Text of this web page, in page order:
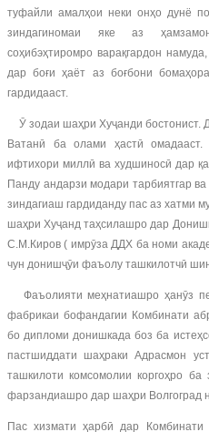
туфайли амалҳои неки онҳо дунё
зиндагиномаи яке аз
соҳибэҳтиромро варақгардон
дар боғи ҳаёт аз боғбони
гардидааст.
Ӯ зодаи шаҳри Хуҷанди бостонист.
Ватанӣ ба олами ҳастӣ
ифтихори миллӣ ва худшиносӣ дар
Панду андарзи модари тарбиятгар
зиндагиаш гардиданду пас аз хатми
шаҳри Хуҷанд таҳсилашро дар
С.М.Киров ( имрӯза ДДХ ба номи
чун донишҷӯи фаъолу ташкилотчӣ
Фаъолияти меҳнатиашро ҳанӯз
фабрикаи бофандагии Комбинати
бо дипломи донишкада боз ба
пастшиддати шаҳраки Адрасмон
ташкилоти комсомолии коргоҳро
фарзандиашро дар шаҳри Волгоград
Пас хизмати ҳарбӣ дар